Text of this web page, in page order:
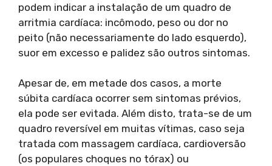
podem indicar a instalação de um quadro de
arritmia cardíaca: incômodo, peso ou dor no
peito (não necessariamente do lado esquerdo),
suor em excesso e palidez são outros sintomas.
Apesar de, em metade dos casos, a morte
súbita cardíaca ocorrer sem sintomas prévios,
ela pode ser evitada. Além disto, trata-se de um
quadro reversível em muitas vítimas, caso seja
tratada com massagem cardíaca, cardioversão
(os populares choques no tórax) ou